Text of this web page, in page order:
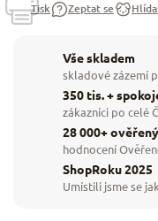
Tisk Zeptat se
Vše skladem
skladové zázemí
350 tis. +
zákazníci po celé
28 000+
hodnocení
ShopRoku 2025
Umístili jsme se